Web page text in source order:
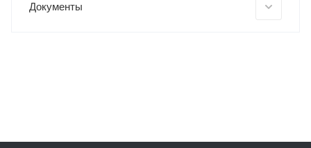
Документы